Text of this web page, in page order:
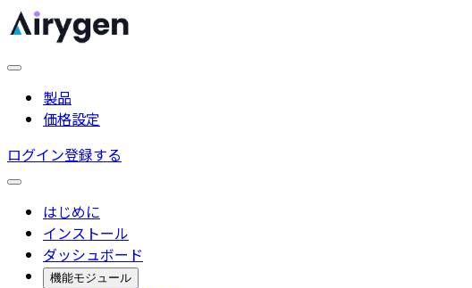
製品
価格設定
ログイン登録する
はじめに
インストール
ダッシュボード
機能モジュール